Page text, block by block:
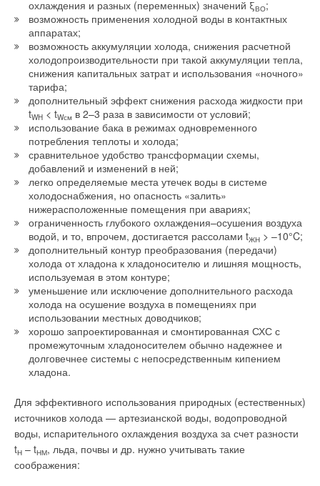
охлаждения и разных (переменных) значений ξВО;
возможность применения холодной воды в контактных
аппаратах;
возможность аккумуляции холода, снижения расчетной
холодопроизводительности при такой аккумуляции тепла,
снижения капитальных затрат и использования «ночного»
тарифа;
дополнительный эффект снижения расхода жидкости при
tWH < tWсм в 2–3 раза в зависимости от условий;
использование бака в режимах одновременного
потребления теплоты и холода;
сравнительное удобство трансформации схемы,
добавлений и изменений в ней;
легко определяемые места утечек воды в системе
холодоснабжения, но опасность «залить»
нижерасположенные помещения при авариях;
ограниченность глубокого охлаждения–осушения воздуха
водой, и то, впрочем, достигается рассолами tЖН > –10°C;
дополнительный контур преобразования (передачи)
холода от хладона к хладоносителю и лишняя мощность,
используемая в этом контуре;
уменьшение или исключение дополнительного расхода
холода на осушение воздуха в помещениях при
использовании местных доводчиков;
хорошо запроектированная и смонтированная СХС с
промежуточным хладоносителем обычно надежнее и
долговечнее системы с непосредственным кипением
хладона.
Для эффективного использования природных (естественных)
источников холода — артезианской воды, водопроводной
воды, испарительного охлаждения воздуха за счет разности
tН – tНМ, льда, почвы и др. нужно учитывать такие
соображения: